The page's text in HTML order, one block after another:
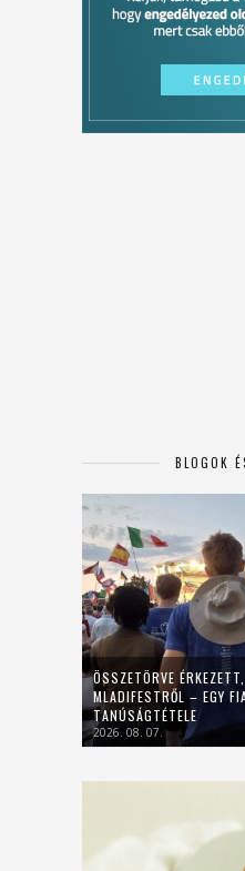
BLOGOK
ÖSSZETÖRVE
MLADIFESTRŐL – EGY
TANÚSÁGTÉTELE
2026. 08. 07.